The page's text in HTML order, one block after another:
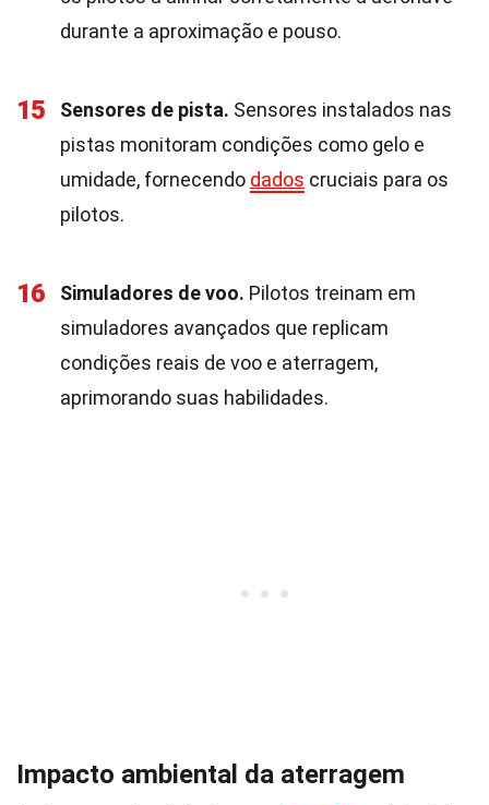
durante a aproximação e pouso.
15 Sensores de pista. Sensores instalados nas
pistas monitoram condições como gelo e
umidade, fornecendo dados cruciais para os
pilotos.
16 Simuladores de voo. Pilotos treinam em
simuladores avançados que replicam
condições reais de voo e aterragem,
aprimorando suas habilidades.
Impacto ambiental da aterragem